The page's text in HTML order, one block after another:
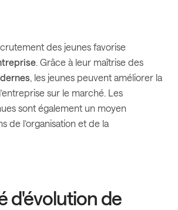
des jeunes favorise
. Grâce à leur maîtrise des
, les jeunes peuvent améliorer la
sur le marché. Les
sont également un moyen
de l’organisation et de la
d'évolution de